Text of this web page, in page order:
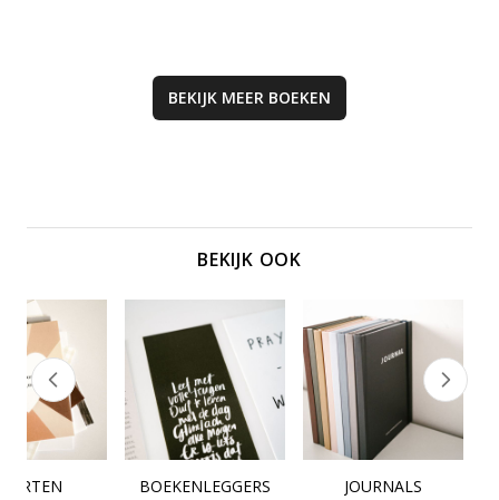
BEKIJK MEER BOEKEN
BEKIJK OOK
BOEKENLEGGERS JOURNALS